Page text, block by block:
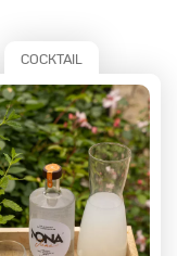
COCKTAIL